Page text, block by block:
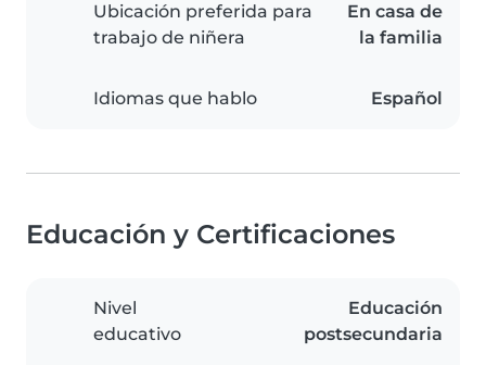
Ubicación preferida para
trabajo de niñera
En casa de
la familia
Idiomas que hablo Español
Educación y Certificaciones
Nivel
educativo
Educación
postsecundaria